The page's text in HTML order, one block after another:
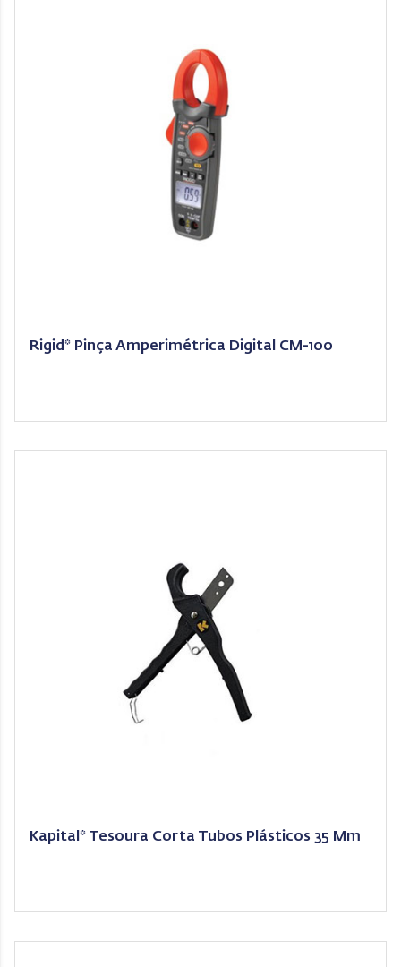
Rigid* Pinça Amperimétrica Digital CM-100
Kapital* Tesoura Corta Tubos Plásticos 35 Mm